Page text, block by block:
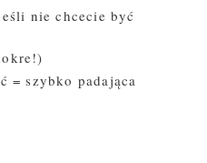
nie chcecie być
= szybko padająca